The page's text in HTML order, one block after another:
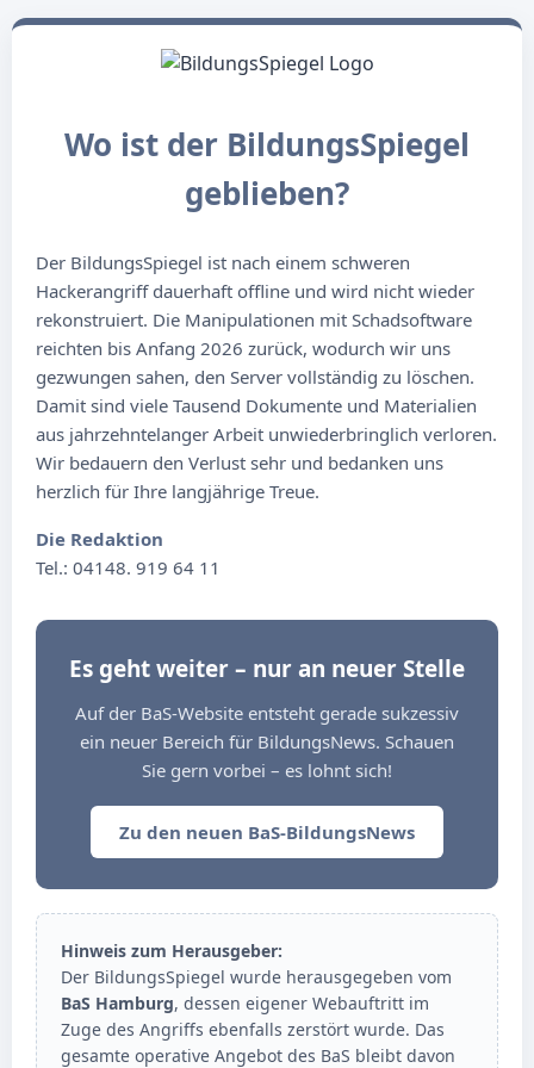
Wo ist der BildungsSpiegel
geblieben?
Der BildungsSpiegel ist nach einem schweren
Hackerangriff dauerhaft offline und wird nicht wieder
rekonstruiert. Die Manipulationen mit Schadsoftware
reichten bis Anfang 2026 zurück, wodurch wir uns
gezwungen sahen, den Server vollständig zu löschen.
Damit sind viele Tausend Dokumente und Materialien
aus jahrzehntelanger Arbeit unwiederbringlich verloren.
Wir bedauern den Verlust sehr und bedanken uns
herzlich für Ihre langjährige Treue.
Die Redaktion
Tel.: 04148. 919 64 11
Es geht weiter – nur an neuer Stelle
Auf der BaS-Website entsteht gerade sukzessiv
ein neuer Bereich für BildungsNews. Schauen
Sie gern vorbei – es lohnt sich!
Zu den neuen BaS-BildungsNews
Hinweis zum Herausgeber:
Der BildungsSpiegel wurde herausgegeben vom
BaS Hamburg, dessen eigener Webauftritt im
Zuge des Angriffs ebenfalls zerstört wurde. Das
gesamte operative Angebot des BaS bleibt davon